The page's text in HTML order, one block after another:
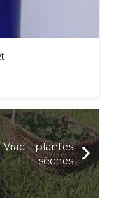
Vrac – plantes
sèches